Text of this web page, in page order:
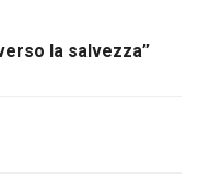
la salvezza”